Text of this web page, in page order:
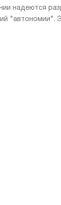
надеются
"автономии".